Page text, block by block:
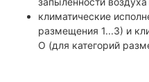
климатические
размещения 1...3) и
О (для категорий